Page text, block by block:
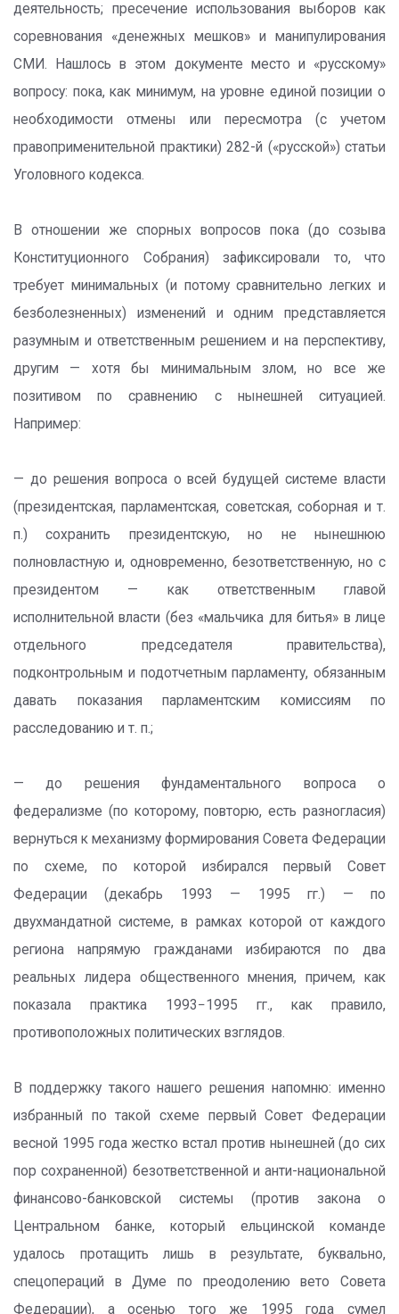
деятельность; пресечение использования выборов как
соревнования «денежных мешков» и манипулирования
СМИ. Нашлось в этом документе место и «русскому»
вопросу: пока, как минимум, на уровне единой позиции о
необходимости отмены или пересмотра (с учетом
правоприменительной практики) 282-й («русской») статьи
Уголовного кодекса.
В отношении же спорных вопросов пока (до созыва
Конституционного Собрания) зафиксировали то, что
требует минимальных (и потому сравнительно легких и
безболезненных) изменений и одним представляется
разумным и ответственным решением и на перспективу,
другим — хотя бы минимальным злом, но все же
позитивом по сравнению с нынешней ситуацией.
Например:
— до решения вопроса о всей будущей системе власти
(президентская, парламентская, советская, соборная и т.
п.) сохранить президентскую, но не нынешнюю
полновластную и, одновременно, безответственную, но с
президентом — как ответственным главой
исполнительной власти (без «мальчика для битья» в лице
отдельного председателя правительства),
подконтрольным и подотчетным парламенту, обязанным
давать показания парламентским комиссиям по
расследованию и т. п.;
— до решения фундаментального вопроса о
федерализме (по которому, повторю, есть разногласия)
вернуться к механизму формирования Совета Федерации
по схеме, по которой избирался первый Совет
Федерации (декабрь 1993 — 1995 гг.) — по
двухмандатной системе, в рамках которой от каждого
региона напрямую гражданами избираются по два
реальных лидера общественного мнения, причем, как
показала практика 1993−1995 гг., как правило,
противоположных политических взглядов.
В поддержку такого нашего решения напомню: именно
избранный по такой схеме первый Совет Федерации
весной 1995 года жестко встал против нынешней (до сих
пор сохраненной) безответственной и анти-национальной
финансово-банковской системы (против закона о
Центральном банке, который ельцинской команде
удалось протащить лишь в результате, буквально,
спецопераций в Думе по преодолению вето Совета
Федерации), а осенью того же 1995 года сумел